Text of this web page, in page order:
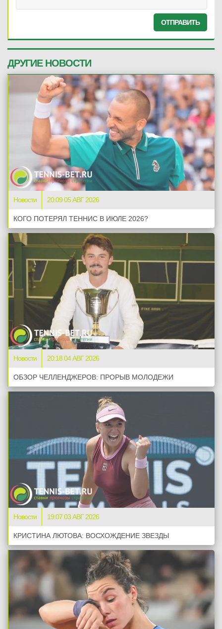
ОТПРАВИТЬ
ДРУГИЕ НОВОСТИ
Новости 20:09 05 АВГ 2026
КОГО ПОТЕРЯЛ ТЕННИС В ИЮЛЕ 2026?
Новости 20:18 04 АВГ 2026
ОБЗОР ЧЕЛЛЕНДЖЕРОВ: ПРОРЫВ МОЛОДЕЖИ
Новости 19:07 03 АВГ 2026
КРИСТИНА ЛЮТОВА: ВОСХОЖДЕНИЕ ЗВЕЗДЫ